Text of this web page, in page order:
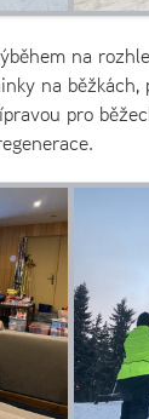
na
na
pro